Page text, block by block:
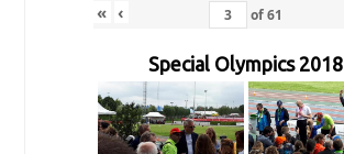
« ‹ of61
Special Olympics 2018